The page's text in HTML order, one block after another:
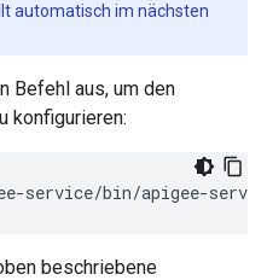
automatisch im nächsten
Befehl aus, um den
konfigurieren:
service/bin/apigee-
beschriebene